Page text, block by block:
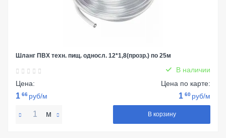
Шланг ПВХ техн. пищ. односл. 12*1,8(прозр.) по 25м
В наличии
Цена:
1 66 руб/м
Цена по карте:
1 60 руб/м
м В корзину